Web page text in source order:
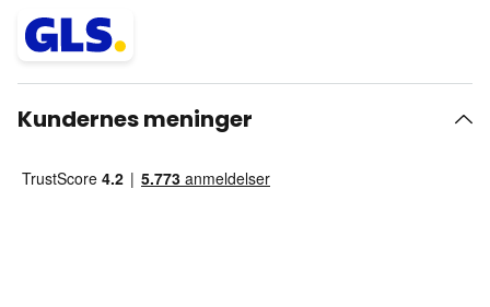
Kundernes meninger